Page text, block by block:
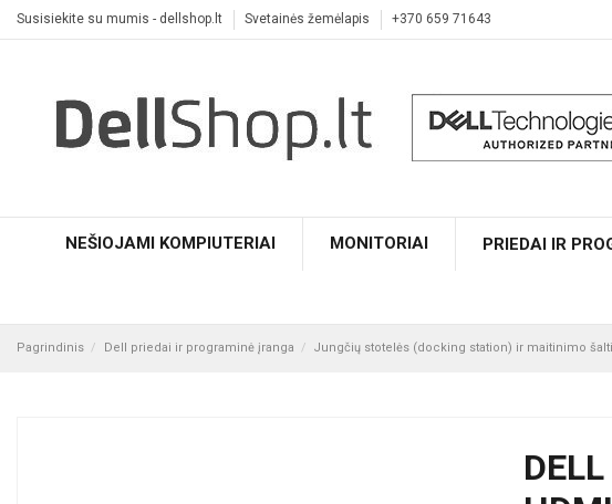
Susisiekite su mumis - dellshop.lt Svetainės žemėlapis +370 659 71643
NEŠIOJAMI KOMPIUTERIAI MONITORIAI PRIEDAI IR
Pagrindinis Dell priedai ir programinė įranga Jungčių stotelės (docking station) ir maitinimo